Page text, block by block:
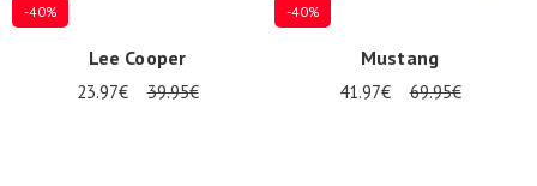
-40%
Lee Cooper
23.97€ 39.95€
-40%
Mustang
41.97€ 69.95€